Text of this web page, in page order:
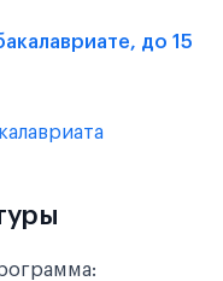
до 15